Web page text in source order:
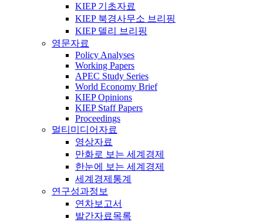
KIEP 기초자료
KIEP 북경사무소 브리핑
KIEP 델리 브리핑
영문자료
Policy Analyses
Working Papers
APEC Study Series
World Economy Brief
KIEP Opinions
KIEP Staff Papers
Proceedings
멀티미디어자료
영상자료
만화로 보는 세계경제
한눈에 보는 세계경제
세계경제통계
연구성과정보
연차보고서
발간자료목록